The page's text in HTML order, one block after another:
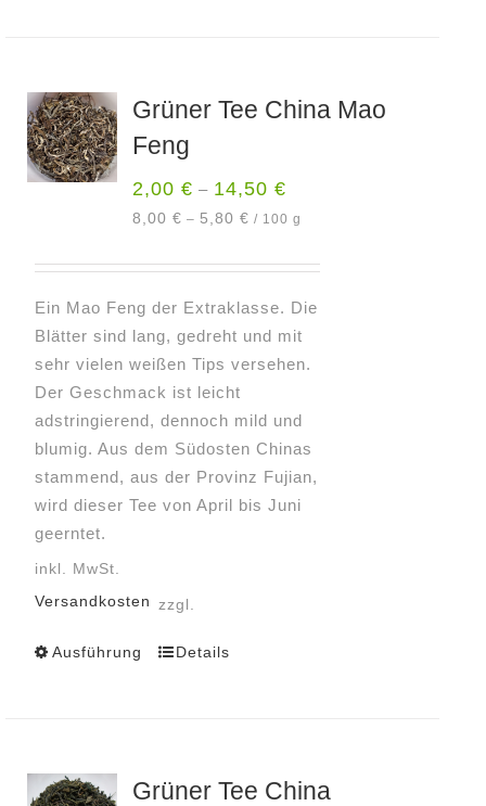
auf.
Die
können
auf
gewählt
werden
Grüner Tee China Mao
Feng
2,00€ – 14,50€
8,00€ – 5,80€ / 100 g
Ein Mao Feng der Extraklasse. Die
Blätter sind lang, gedreht und mit
sehr vielen weißen Tips versehen.
Der Geschmack ist leicht
adstringierend, dennoch mild und
blumig. Aus dem Südosten Chinas
stammend, aus der Provinz Fujian,
wird dieser Tee von April bis Juni
geerntet.
inkl. MwSt.
zzgl.
Versandkosten
Ausführung
Dieses
auf.
Details
Grüner Tee China